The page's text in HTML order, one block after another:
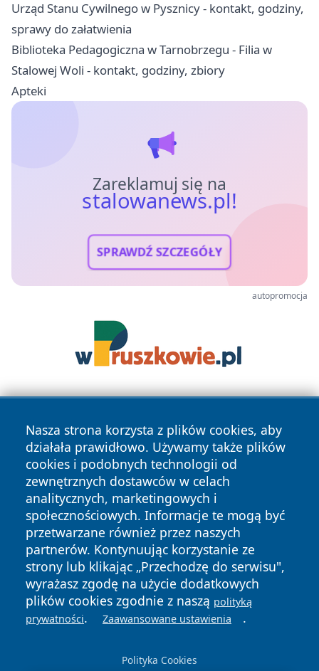
Urząd Stanu Cywilnego w Pysznicy - kontakt, godziny,
sprawy do załatwienia
Biblioteka Pedagogiczna w Tarnobrzegu - Filia w
Stalowej Woli - kontakt, godziny, zbiory
Apteki
Zareklamuj się na
stalowanews.pl!
SPRAWDŹ SZCZEGÓŁY
autopromocja
Nasza strona korzysta z plików cookies, aby
działała prawidłowo. Używamy także plików
cookies i podobnych technologii od
zewnętrznych dostawców w celach
analitycznych, marketingowych i
społecznościowych. Informacje te mogą być
przetwarzane również przez naszych
partnerów. Kontynuując korzystanie ze
strony lub klikając „Przechodzę do serwisu",
wyrażasz zgodę na użycie dodatkowych
plików cookies zgodnie z naszą polityką
prywatności. Zaawansowane ustawienia .
Polityka Cookies
Copyright © 2026 stalowanews.pl Wszystkie prawa
zastrzeżone.
News Autorzy
Polityka
Prywatności
Polityka
Cookies